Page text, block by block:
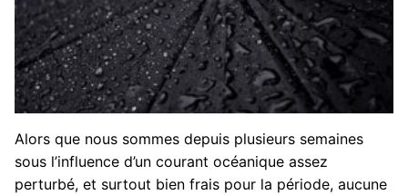
Alors que nous sommes depuis plusieurs semaines
sous l’influence d’un courant océanique assez
perturbé, et surtout bien frais pour la période, aucune